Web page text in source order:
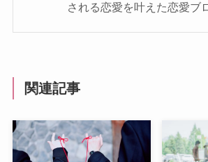
される恋愛を叶えた恋愛ブ
関連記事